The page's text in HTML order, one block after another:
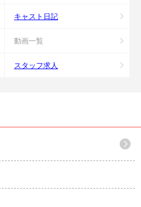
キャスト日記
動画一覧
スタッフ求人